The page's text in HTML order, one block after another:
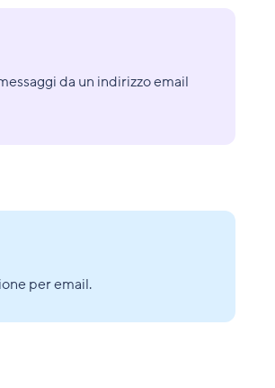
da un indirizzo email
per email.